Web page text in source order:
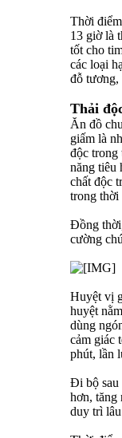
Thời
13 giờ là
tốt cho
các loại
đỗ tương,
Thải
Ăn đồ
giấm là
độc trong
năng tiêu
chất độc
trong thời
Đồng
cường
Huyệt vị
huyệt
dùng
cảm giác
phút, lần
Đi bộ sau
hơn, tăng
duy trì